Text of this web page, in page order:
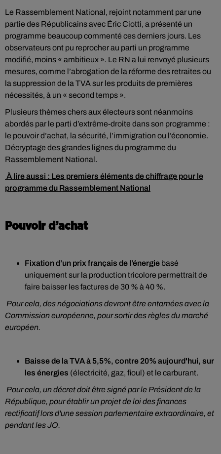
Le Rassemblement National, rejoint notamment par une
partie des Républicains avec Éric Ciotti, a présenté un
programme beaucoup commenté ces derniers jours. Les
observateurs ont pu reprocher au parti un programme
modifié, moins « ambitieux ». Le RN a lui renvoyé plusieurs
mesures, comme l’abrogation de la réforme des retraites ou
la suppression de la TVA sur les produits de premières
nécessités, à un « second temps ».
Plusieurs thèmes chers aux électeurs sont néanmoins
abordés par le parti d’extrême-droite dans son programme :
le pouvoir d’achat, la sécurité, l’immigration ou l’économie.
Décryptage des grandes lignes du programme du
Rassemblement National.
À lire aussi : Les premiers éléments de chiffrage pour le
programme du Rassemblement National
Pouvoir d’achat
Fixation d’un prix français de l’énergie basé
uniquement sur la production tricolore permettrait de
faire baisser les factures de 30 % à 40 %.
Pour cela, des négociations devront être entamées avec la
Commission européenne, pour sortir des règles du marché
européen.
Baisse de la TVA à 5,5%, contre 20% aujourd'hui, sur
les énergies (électricité, gaz, fioul) et le carburant.
Pour cela, un décret doit être signé par le Président de la
République, pour établir un projet de loi des finances
rectificatif lors d'une session parlementaire extraordinaire, et
pendant les JO.